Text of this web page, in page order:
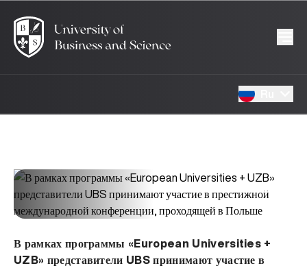
10.03.2026
В рамках программы «European Universities +
UZB» представители UBS принимают участие в